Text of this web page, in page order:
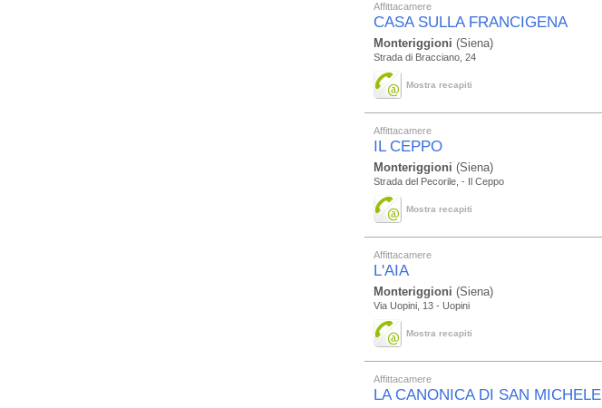
Affittacamere
CASA SULLA FRANCIGENA
Monteriggioni (Siena)
Strada di Bracciano, 24
Mostra recapiti
Affittacamere
IL CEPPO
Monteriggioni (Siena)
Strada del Pecorile, - Il Ceppo
Mostra recapiti
Affittacamere
L'AIA
Monteriggioni (Siena)
Via Uopini, 13 - Uopini
Mostra recapiti
Affittacamere
LA CANONICA DI SAN MICHELE